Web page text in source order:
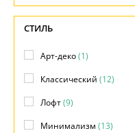
СТИЛЬ
Арт-деко(1)
Классический (12)
Лофт(9)
Минимализм (13)